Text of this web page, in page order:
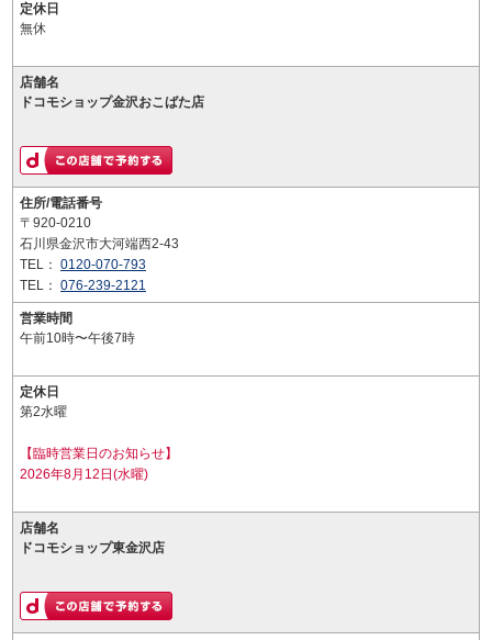
定休日
無休
店舗名
ドコモショップ金沢おこばた店
住所/電話番号
〒920-0210
石川県金沢市大河端西2-43
TEL： 0120-070-793
TEL： 076-239-2121
営業時間
午前10時〜午後7時
定休日
第2水曜
【臨時営業日のお知らせ】
2026年8月12日(水曜)
店舗名
ドコモショップ東金沢店